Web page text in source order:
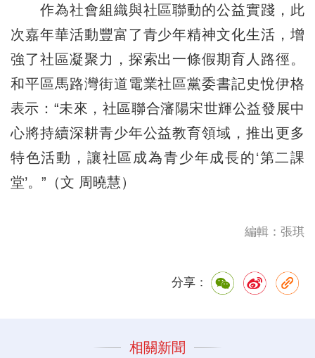
作為社會組織與社區聯動的公益實踐，此
次嘉年華活動豐富了青少年精神文化生活，增
強了社區凝聚力，探索出一條假期育人路徑。
和平區馬路灣街道電業社區黨委書記史悅伊格
表示：“未來，社區聯合瀋陽宋世輝公益發展中
心將持續深耕青少年公益教育領域，推出更多
特色活動，讓社區成為青少年成長的‘第二課
堂’。”（文 周曉慧）
編輯：張琪
分享：
相關新聞